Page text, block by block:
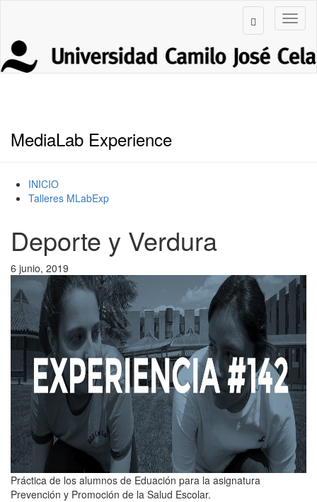
MediaLab Experience
INICIO
Talleres MLabExp
Deporte y Verdura
6 junio, 2019
Práctica de los alumnos de Eduación para la asignatura
Prevención y Promoción de la Salud Escolar.